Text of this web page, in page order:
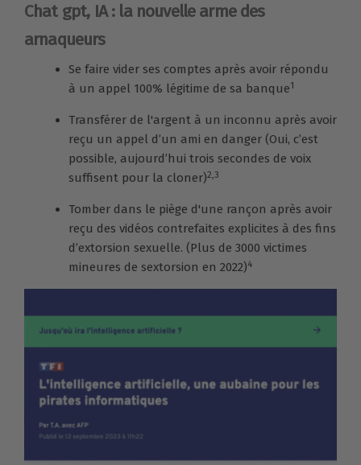
Chat gpt, IA : la nouvelle arme des
arnaqueurs
Se faire vider ses comptes après avoir répondu
à un appel 100% légitime de sa banque1
Transférer de l'argent à un inconnu après avoir
reçu un appel d’un ami en danger (Oui, c’est
possible, aujourd’hui trois secondes de voix
suffisent pour la cloner)2,3
Tomber dans le piège d'une rançon après avoir
reçu des vidéos contrefaites explicites à des fins
d’extorsion sexuelle. (Plus de 3000 victimes
mineures de sextorsion en 2022)4